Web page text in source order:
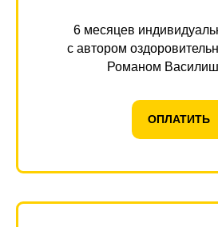
6 месяцев
с автором
Романом
ОПЛАТИТЬ